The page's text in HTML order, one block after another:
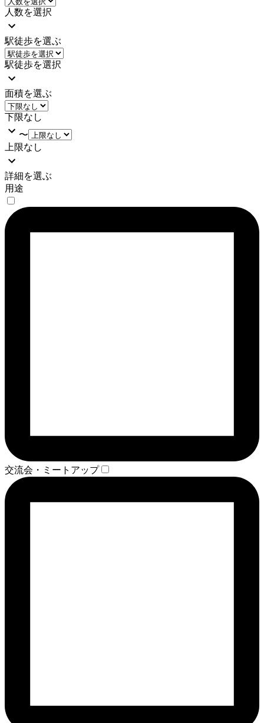
人数を選択
駅徒歩を選ぶ
駅徒歩を選択
面積を選ぶ
下限なし
〜
上限なし
詳細を選ぶ
用途
交流会・ミートアップ